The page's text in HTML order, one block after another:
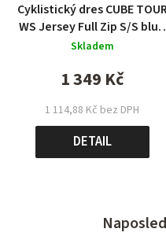
Cyklistický dres CUBE
WS Jersey Full Zip S/S blue
pattern
Skladem
1 114,88 Kč bez DPH
1 349 Kč
DETAIL